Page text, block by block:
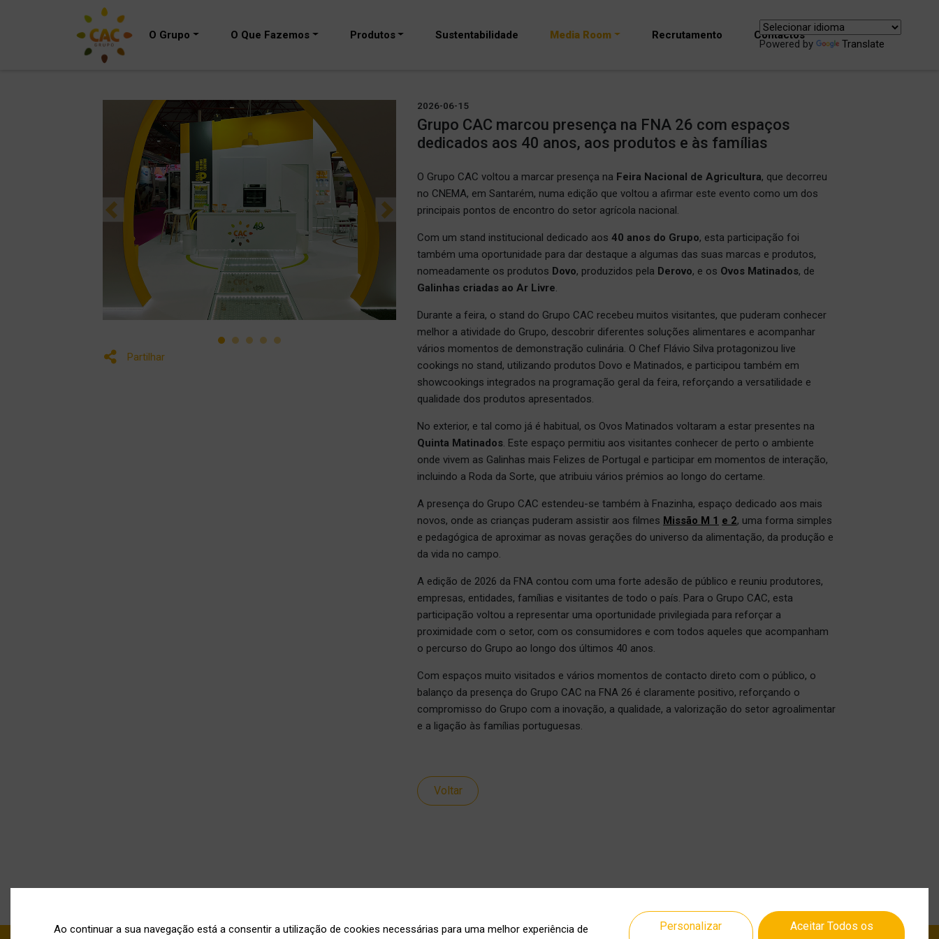
O Grupo O Que Fazemos Produtos Sustentabilidade Media Room Recrutamento Contactos
Powered by Translate
Previous
Partilhar
2026-06-15
Grupo CAC marcou presença na FNA 26 com espaços
dedicados aos 40 anos, aos produtos e às famílias
O Grupo CAC voltou a marcar presença na Feira Nacional de Agricultura, que decorreu
no CNEMA, em Santarém, numa edição que voltou a afirmar este evento como um dos
principais pontos de encontro do setor agrícola nacional.
Com um stand institucional dedicado aos 40 anos do Grupo, esta participação foi
também uma oportunidade para dar destaque a algumas das suas marcas e produtos,
nomeadamente os produtos Dovo, produzidos pela Derovo, e os Ovos Matinados, de
Galinhas criadas ao Ar Livre
Durante a feira, o stand do Grupo CAC recebeu muitos visitantes, que puderam conhecer
melhor a atividade do Grupo, descobrir diferentes soluções alimentares e acompanhar
vários momentos de demonstração culinária. O Chef Flávio Silva protagonizou live
cookings no stand, utilizando produtos Dovo e Matinados, e participou também em
showcookings integrados na programação geral da feira, reforçando a versatilidade e
qualidade dos produtos apresentados.
No exterior, e tal como já é habitual, os Ovos Matinados voltaram a estar presentes na
Quinta Matinados . Este espaço permitiu aos visitantes conhecer de perto o ambiente
onde vivem as Galinhas mais Felizes de Portugal e participar em momentos de interação,
incluindo a Roda da Sorte, que atribuiu vários prémios ao longo do certame.
A presença do Grupo CAC estendeu-se também à Fnazinha, espaço dedicado aos mais
novos, onde as crianças puderam assistir aos filmes Missão M 1 e 2, uma forma simples
e pedagógica de aproximar as novas gerações do universo da alimentação, da produção e
da vida no campo.
A edição de 2026 da FNA contou com uma forte adesão de público e reuniu produtores,
empresas, entidades, famílias e visitantes de todo o país. Para o Grupo CAC, esta
participação voltou a representar uma oportunidade privilegiada para reforçar a
proximidade com o setor, com os consumidores e com todos aqueles que acompanham
o percurso do Grupo ao longo dos últimos 40 anos.
Com espaços muito visitados e vários momentos de contacto direto com o público, o
balanço da presença do Grupo CAC na FNA 26 é claramente positivo, reforçando o
compromisso do Grupo com a inovação, a qualidade, a valorização do setor agroalimentar
e a ligação às famílias portuguesas.
Voltar
Ao continuar a sua navegação está a consentir a utilização de cookies necessárias para uma melhor experiência de
Personalizar
Aceitar Todos os